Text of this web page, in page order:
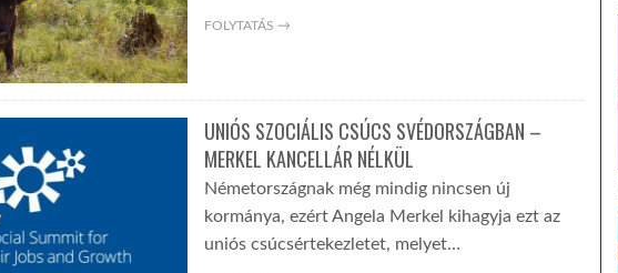
FOLYTATÁS →
UNIÓS SZOCIÁLIS CSÚCS SVÉDORSZÁGBAN –
MERKEL KANCELLÁR NÉLKÜL
Németországnak még mindig nincsen új
kormánya, ezért Angela Merkel kihagyja ezt az
uniós csúcsértekezletet, melyet…